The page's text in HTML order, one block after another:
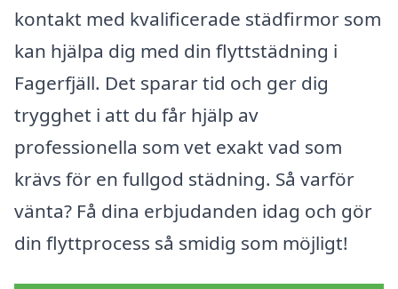
kontakt med kvalificerade städfirmor som
kan hjälpa dig med din flyttstädning i
Fagerfjäll. Det sparar tid och ger dig
trygghet i att du får hjälp av
professionella som vet exakt vad som
krävs för en fullgod städning. Så varför
vänta? Få dina erbjudanden idag och gör
din flyttprocess så smidig som möjligt!